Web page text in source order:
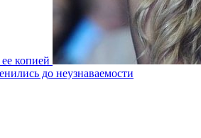
копией
до неузнаваемости